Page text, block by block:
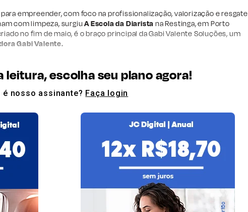
empreender, com foco naprofissionalização, valorização e resgate
com limpeza, surgiuA Escola da Diaristana Restinga, em Porto
no fim de maio, é o braço principal da Gabi Valente Soluções, um
Gabi Valente.
leitura, escolha seu plano agora!
é nosso assinante? Faça login